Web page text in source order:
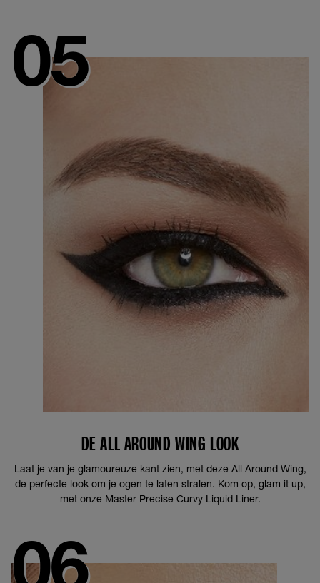
DE ALL AROUND WING LOOK
Laat je van je glamoureuze kant zien, met deze All Around Wing,
de perfecte look om je ogen te laten stralen. Kom op, glam it up,
met onze Master Precise Curvy Liquid Liner.